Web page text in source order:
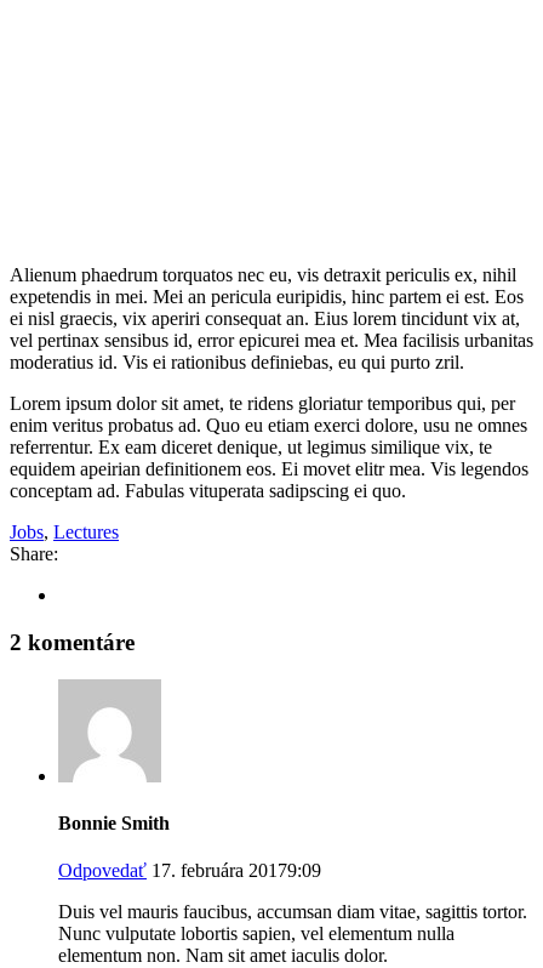
Alienum phaedrum torquatos nec eu, vis detraxit periculis ex, nihil
expetendis in mei. Mei an pericula euripidis, hinc partem ei est. Eos
ei nisl graecis, vix aperiri consequat an. Eius lorem tincidunt vix at,
vel pertinax sensibus id, error epicurei mea et. Mea facilisis urbanitas
moderatius id. Vis ei rationibus definiebas, eu qui purto zril.
Lorem ipsum dolor sit amet, te ridens gloriatur temporibus qui, per
enim veritus probatus ad. Quo eu etiam exerci dolore, usu ne omnes
referrentur. Ex eam diceret denique, ut legimus similique vix, te
equidem apeirian definitionem eos. Ei movet elitr mea. Vis legendos
conceptam ad. Fabulas vituperata sadipscing ei quo.
Jobs, Lectures
Share:
2 komentáre
Bonnie Smith
Odpovedať 17. februára 20179:09
Duis vel mauris faucibus, accumsan diam vitae, sagittis tortor.
Nunc vulputate lobortis sapien, vel elementum nulla
elementum non. Nam sit amet iaculis dolor.